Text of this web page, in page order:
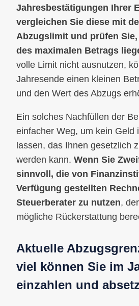
Jahresbestätigungen Ihrer
vergleichen Sie diese mit
Abzugslimit und prüfen
des maximalen Betrags
volle Limit nicht ausnutzen,
Jahresende einen kleinen
und den Wert des Abzugs
Ein solches Nachfüllen der
einfacher Weg, um kein Geld
lassen, das Ihnen gesetzlich
werden kann. Wenn Sie
sinnvoll, die von
Verfügung gestellten
Steuerberater zu nutzen,
mögliche Rückerstattung
Aktuelle
viel können Sie im
einzahlen und